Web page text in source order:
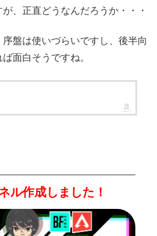
が、正直どうなんだろうか・・・
盤は使いづらいですし、後半向
面白そうですね。
ル作成しました！